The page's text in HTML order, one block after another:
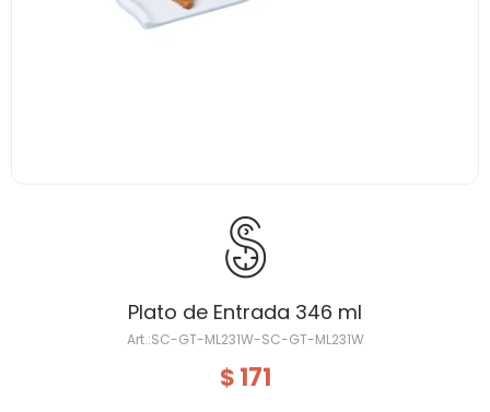
Plato de Entrada 346 ml
SC-GT-ML231W-SC-GT-ML231W
$ 171